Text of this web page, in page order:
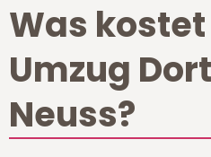
Was
Umzug
Neuss?